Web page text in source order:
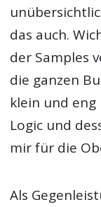
das auch.
der Samples
die ganzen
klein und eng
Logic und
mir für die
Als